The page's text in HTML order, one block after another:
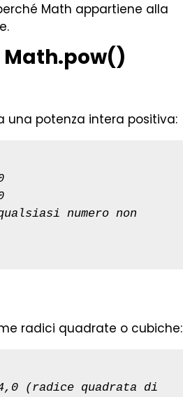
Math appartiene alla
Math.pow()
una potenza intera positiva:
numero non
radici quadrate o cubiche:
(radice quadrata di